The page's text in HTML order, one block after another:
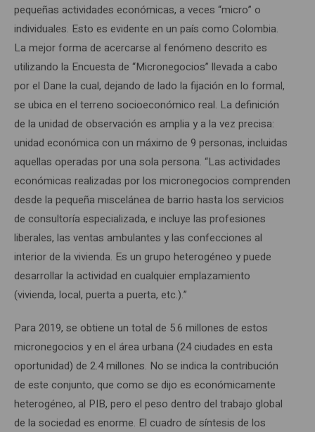
pequeñas actividades económicas, a veces “micro” o
individuales. Esto es evidente en un país como Colombia.
La mejor forma de acercarse al fenómeno descrito es
utilizando la Encuesta de “Micronegocios” llevada a cabo
por el Dane la cual, dejando de lado la fijación en lo formal,
se ubica en el terreno socioeconómico real. La definición
de la unidad de observación es amplia y a la vez precisa:
unidad económica con un máximo de 9 personas, incluidas
aquellas operadas por una sola persona. “Las actividades
económicas realizadas por los micronegocios comprenden
desde la pequeña miscelánea de barrio hasta los servicios
de consultoría especializada, e incluye las profesiones
liberales, las ventas ambulantes y las confecciones al
interior de la vivienda. Es un grupo heterogéneo y puede
desarrollar la actividad en cualquier emplazamiento
(vivienda, local, puerta a puerta, etc.).”
Para 2019, se obtiene un total de 5.6 millones de estos
micronegocios y en el área urbana (24 ciudades en esta
oportunidad) de 2.4 millones. No se indica la contribución
de este conjunto, que como se dijo es económicamente
heterogéneo, al PIB, pero el peso dentro del trabajo global
de la sociedad es enorme. El cuadro de síntesis de los